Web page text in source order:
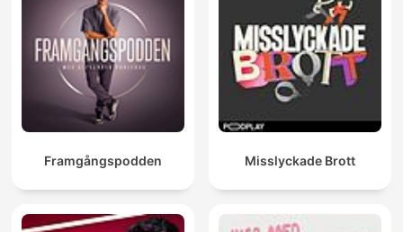
Framgångspodden Misslyckade Brott